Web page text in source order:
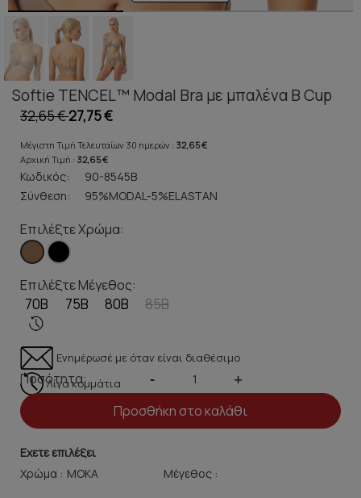
Softie TENCEL™ Modal Bra με μπαλένα B Cup
32,65 €27,75 €
Μέγιστη Τιμή Τελευταίων 30 ημερών : 32,65 €
Αρχική Τιμή : 32,65 €
Κωδικός:
90-8545B
Σύνθεση:
95%MODAL-5%ELASTAN
Επιλέξτε Χρώμα:
Επιλέξτε Μέγεθος:
70B 75B 80B 85B
Ενημέρωσέ με όταν είναι διαθέσιμο
Λίγα κομμάτια
Ποσότητα: - +
Προσθήκη στο καλάθι
Εχετε επιλέξει
Χρώμα :
Μέγεθος :